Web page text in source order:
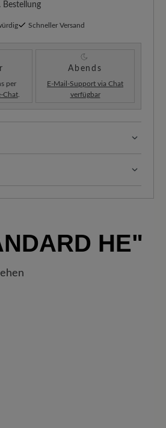
Bestellung
Schneller Versand
per
Chat.
Abends
E-Mail-Support via Chat
verfügbar
kräftige Füße
der beigefügten
sich Ihr neues BÄR
HE"